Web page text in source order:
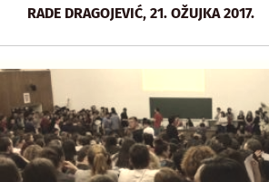
RADE DRAGOJEVIĆ, 21. OŽUJKA 2017.